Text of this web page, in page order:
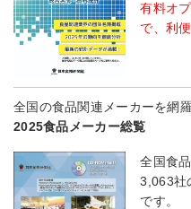
有料オ
で、利
全国の食品関連メーカーを
2025食品メーカー総覧
全国食
3,063社
です。